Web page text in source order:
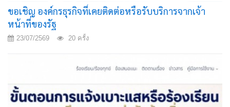
ขอเชิญ องค์กรธุรกิจที่เคยติดต่อหรือรับบริการจากเจ้า
หน้าที่ของรัฐ
23/07/2569 20 ครั้ง